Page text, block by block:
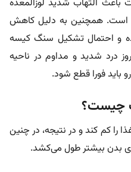
باعث التهاب شدید لوزالمعده
است. همچنین به دلیل کاهش
و احتمال تشکیل سنگ کیسه
درد شدید و مداوم در ناحیه
فورا قطع شود.
چیست؟
را کم کند و در نتیجه، در چنین
بدن بیشتر طول می‌کشد.